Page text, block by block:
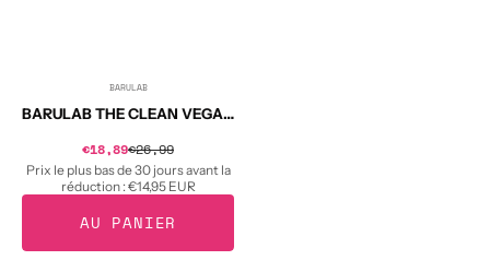
Distributeur :
BARULAB
BARULAB THE CLEAN VEGAN Coussinets tonifiants AHA/BHA 160 g
Prix
soldé
€18,89
habituel
€26,99
Prix le plus bas de 30 jours avant la
réduction :€14,95 EUR
AU PANIER